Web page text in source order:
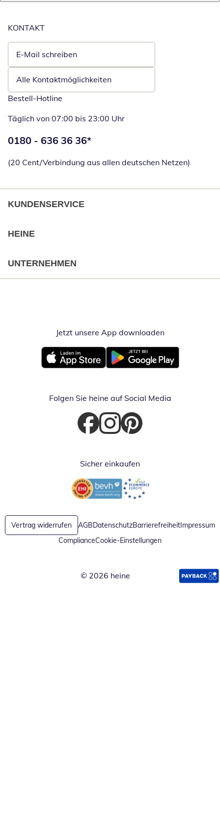
KONTAKT
E-Mail schreiben
Öffnet E-Mail-Client
Alle Kontaktmöglichkeiten
Bestell-Hotline
Täglich von 07:00 bis 23:00 Uhr
Telefonnummer:
0180 - 636 36 36*
(20 Cent/Verbindung aus allen deutschen Netzen)
KUNDENSERVICE
HEINE
UNTERNEHMEN
Jetzt unsere App downloadenÖffnet in
Öffnet in neuem FensterÖffnet in neuem Fenster
Folgen Sie heine auf Social Media
Öffnet in neuem Fenster
Öffnet in neuem Fenster
Öffnet in neuem Fenster
Sicher einkaufen
Öffnet in neuem FensterÖffnet in neuem Fenster
Vertrag widerrufen AGBDatenschutzBarrierefreiheitImpressum
ComplianceCookie-Einstellungen
© 2026 heine